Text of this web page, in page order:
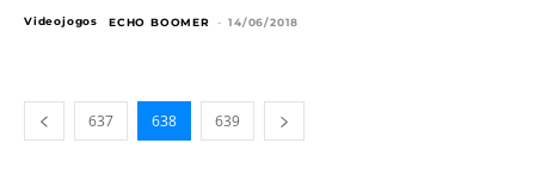
Videojogos ECHO BOOMER - 14/06/2018
637 638 639